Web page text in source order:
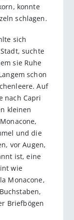
konnte
schlagen.
sich
suchte
sie Ruhe
schon
Auf
nach Capri
kleinen
und die
vor Augen,
ist, eine
wie
Monacone,
Briefbögen